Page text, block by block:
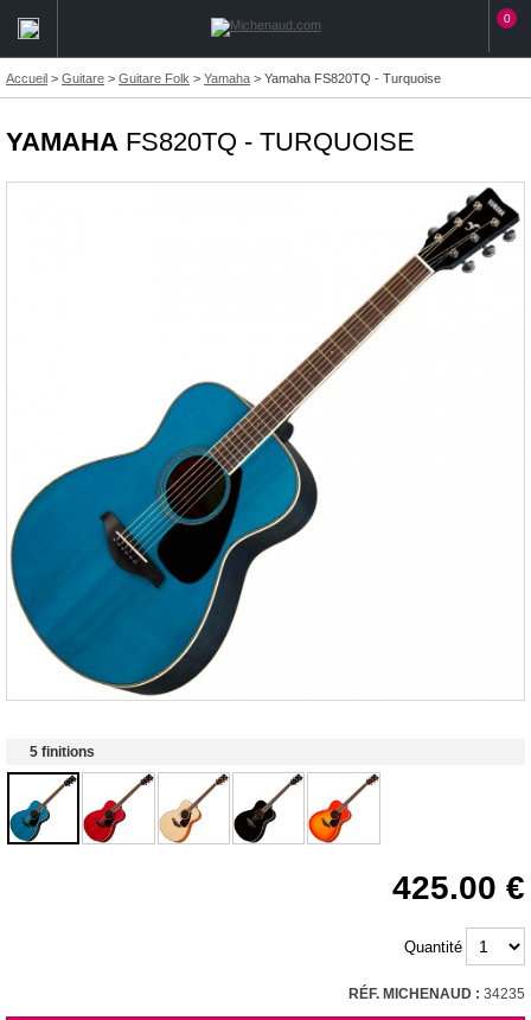
0
Accueil > Guitare > Guitare Folk > Yamaha > Yamaha FS820TQ - Turquoise
YAMAHA FS820TQ - TURQUOISE
5 finitions
425.00
Quantité
RÉF. MICHENAUD : 34235